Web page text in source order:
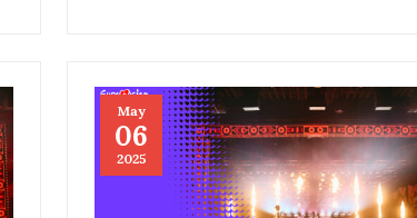
May
06
2025